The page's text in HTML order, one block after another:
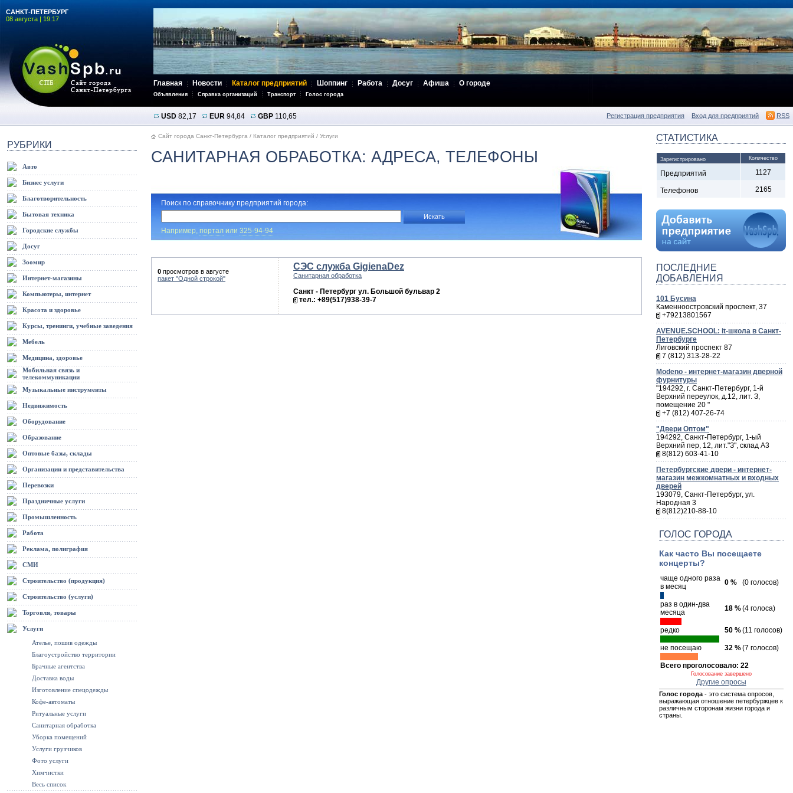
САНКТ-ПЕТЕРБУРГ
08 августа | 19:17
Главная Новости Каталог предприятий Шоппинг Работа Досуг Афиша О городе
Объявления Справка организаций Транспорт Голос города
USD 82,17 EUR 94,84 GBP 110,65 Регистрация предприятия Вход для предприятий RSS
РУБРИКИ
Авто
Бизнес услуги
Благотворительность
Бытовая техника
Городские службы
Досуг
Зоомир
Интернет-магазины
Компьютеры, интернет
Красота и здоровье
Курсы, тренинги, учебные заведения
Мебель
Медицина, здоровье
Мобильная связь и
телекоммуникации
Музыкальные инструменты
Недвижимость
Оборудование
Образование
Оптовые базы, склады
Организации и представительства
Перевозки
Праздничные услуги
Промышленность
Работа
Реклама, полиграфия
СМИ
Строительство (продукция)
Строительство (услуги)
Торговля, товары
Услуги
Ателье, пошив одежды
Благоустройство территории
Брачные агентства
Доставка воды
Изготовление спецодежды
Кофе-автоматы
Ритуальные услуги
Санитарная обработка
Уборка помещений
Услуги грузчиков
Фото услуги
Химчистки
Весь список
Сайт города Санкт-Петербурга / Каталог предприятий / Услуги
САНИТАРНАЯ ОБРАБОТКА: АДРЕСА, ТЕЛЕФОНЫ
Поиск по справочнику предприятий города:
Например, портал или 325-94-94
0 просмотров в августе
пакет "Одной строкой"
СЭС служба GigienaDez
Санитарная обработка
Санкт - Петербург ул. Большой бульвар 2
тел.: +89(517)938-39-7
СТАТИСТИКА
Зарегистрировано Количество
Предприятий 1127
Телефонов 2165
ПОСЛЕДНИЕ
ДОБАВЛЕНИЯ
101 Бусина
Каменноостровский проспект, 37
+79213801567
AVENUE.SCHOOL: it-школа в Санкт-
Петербурге
Лиговский проспект 87
7 (812) 313-28-22
Мodeno - интернет-магазин дверной
фурнитуры
"194292, г. Санкт-Петербург, 1-й
Верхний переулок, д.12, лит. З,
помещение 20 "
+7 (812) 407-26-74
"Двери Оптом"
194292, Санкт-Петербург, 1-ый
Верхний пер, 12, лит."З", склад А3
8(812) 603-41-10
Петербургские двери - интернет-
магазин межкомнатных и входных
дверей
193079, Санкт-Петербург, ул.
Народная 3
8(812)210-88-10
ГОЛОС ГОРОДА
Как часто Вы посещаете
концерты?
чаще одного раза
в месяц
0 % (0 голосов)
раз в один-два
месяца
18 %(4 голоса)
редко 50 %(11 голосов)
не посещаю 32 %(7 голосов)
Всего проголосовало: 22
Голосование завершено
Другие опросы
Голос города- это система опросов,
выражающая отношение петербуржцев к
различным сторонам жизни города и
страны.